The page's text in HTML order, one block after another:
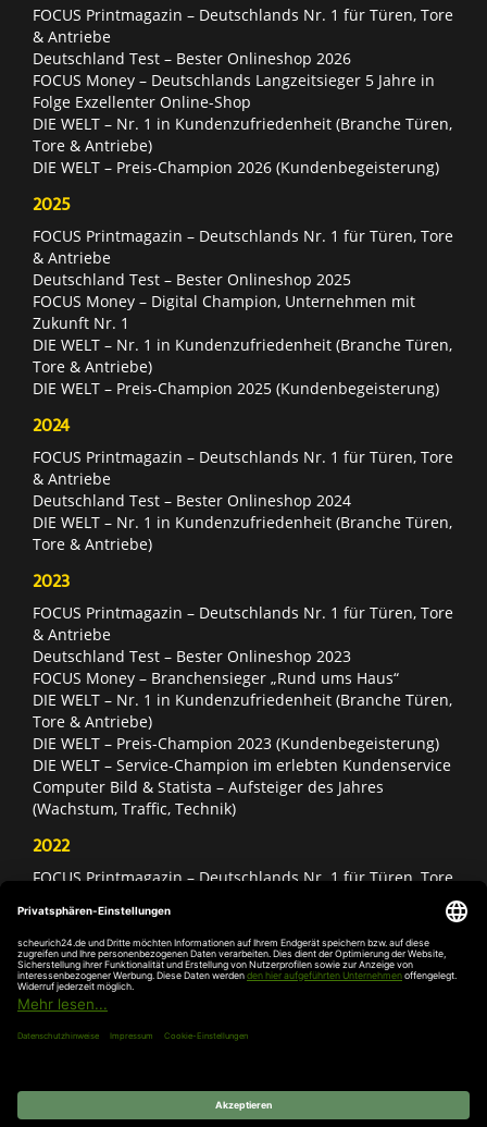
FOCUS Printmagazin – Deutschlands Nr. 1 für Türen, Tore
& Antriebe
Deutschland Test – Bester Onlineshop 2026
FOCUS Money – Deutschlands Langzeitsieger 5 Jahre in
Folge Exzellenter Online-Shop
DIE WELT – Nr. 1 in Kundenzufriedenheit (Branche Türen,
Tore & Antriebe)
DIE WELT – Preis-Champion 2026 (Kundenbegeisterung)
2025
FOCUS Printmagazin – Deutschlands Nr. 1 für Türen, Tore
& Antriebe
Deutschland Test – Bester Onlineshop 2025
FOCUS Money – Digital Champion, Unternehmen mit
Zukunft Nr. 1
DIE WELT – Nr. 1 in Kundenzufriedenheit (Branche Türen,
Tore & Antriebe)
DIE WELT – Preis-Champion 2025 (Kundenbegeisterung)
2024
FOCUS Printmagazin – Deutschlands Nr. 1 für Türen, Tore
& Antriebe
Deutschland Test – Bester Onlineshop 2024
DIE WELT – Nr. 1 in Kundenzufriedenheit (Branche Türen,
Tore & Antriebe)
2023
FOCUS Printmagazin – Deutschlands Nr. 1 für Türen, Tore
& Antriebe
Deutschland Test – Bester Onlineshop 2023
FOCUS Money – Branchensieger „Rund ums Haus“
DIE WELT – Nr. 1 in Kundenzufriedenheit (Branche Türen,
Tore & Antriebe)
DIE WELT – Preis-Champion 2023 (Kundenbegeisterung)
DIE WELT – Service-Champion im erlebten Kundenservice
Computer Bild & Statista – Aufsteiger des Jahres
(Wachstum, Traffic, Technik)
2022
FOCUS Printmagazin – Deutschlands Nr. 1 für Türen, Tore
Deutschland Test – Bester Onlineshop 2022
FOCUS Money – Branchensieger „Rund ums Haus“
DIE WELT – Service-Champion im erlebten Kundenservice
DIE WELT – Branchengewinner Gold-Rang (Türen, Tore &
Antriebe)